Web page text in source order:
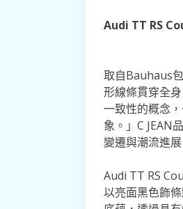
Audi TT RS
取自Bauhaus
形線條貫穿全
一致性的概念
象。」C JEAN
變遷與潮流進
Audi TT RS
以亮面黑色飾